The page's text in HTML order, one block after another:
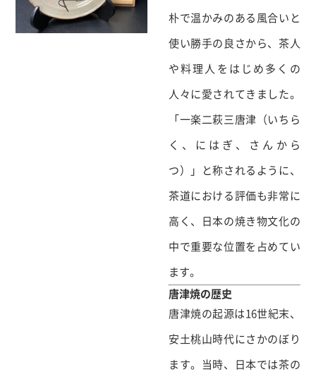
朴で温かみのある風合いと
使い勝手の良さから、茶人
や料理人をはじめ多くの
人々に愛されてきました。
「一楽二萩三唐津（いちら
く、にはぎ、さんから
つ）」と称されるように、
茶道における評価も非常に
高く、日本の焼き物文化の
中で重要な位置を占めてい
ます。
唐津焼の歴史
唐津焼の起源は16世紀末、
安土桃山時代にさかのぼり
ます。当時、日本では茶の